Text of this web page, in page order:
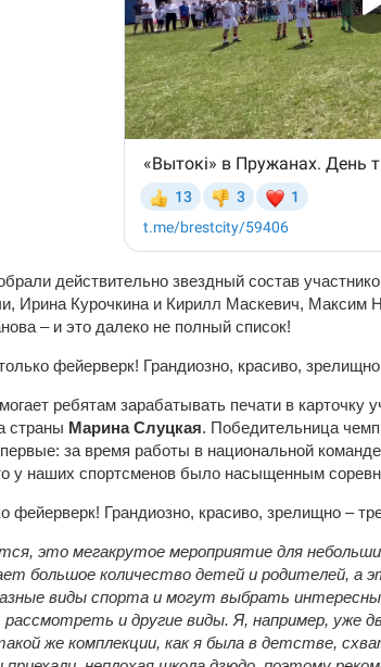
действительно звездный состав
Ирина Курочкина и Кирилл Маскевич, Максим
– и это далеко не полный список!
ребятам зарабатывать печати в карточку
страны Марина Слуцкая. Победительница
за время работы в национальной
у наших спортсменов было насыщенным
это мегакрутое мероприятие для
большое количество детей и родителей, а
виды спорта и могут выбрать
и другие виды. Я, например, уже
же комплекции, как я была в детстве,